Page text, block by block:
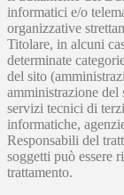
informatici e/o
organizzative
Titolare, in alcuni
determinate
del sito
amministrazione del
servizi tecnici di
informatiche,
Responsabili del
soggetti può essere
trattamento.